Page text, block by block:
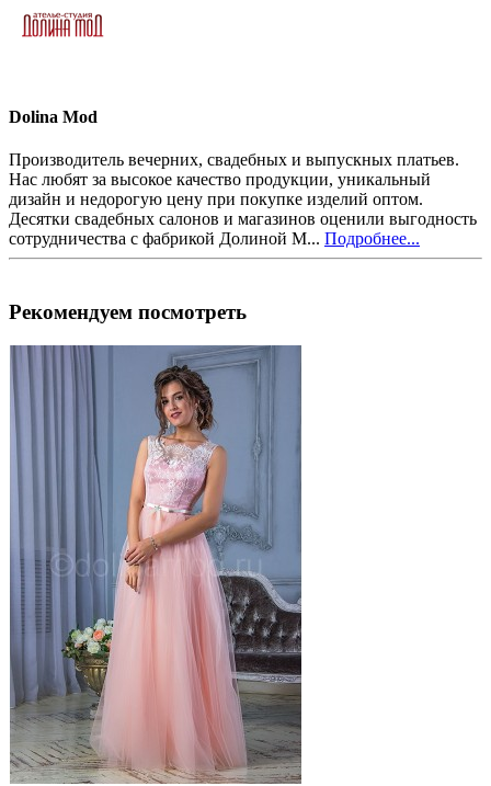
Dolina Mod
Производитель вечерних, свадебных и выпускных платьев.
Нас любят за высокое качество продукции, уникальный
дизайн и недорогую цену при покупке изделий оптом.
Десятки свадебных салонов и магазинов оценили выгодность
сотрудничества с фабрикой Долиной М... Подробнее...
Рекомендуем посмотреть